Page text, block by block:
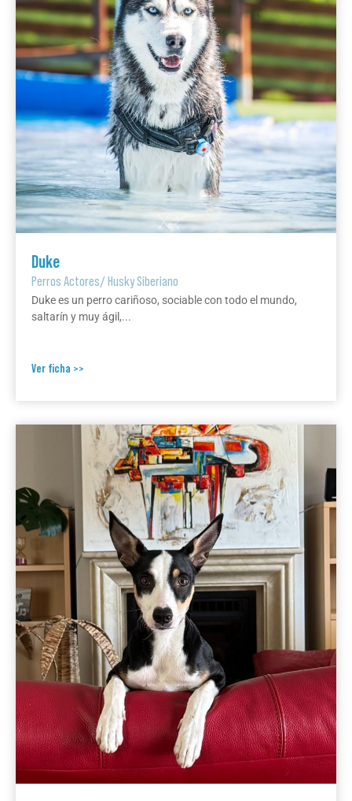
Duke
Perros Actores/Husky Siberiano
Duke es un perro cariñoso, sociable con todo el mundo,
saltarín y muy ágil,...
Ver ficha >>